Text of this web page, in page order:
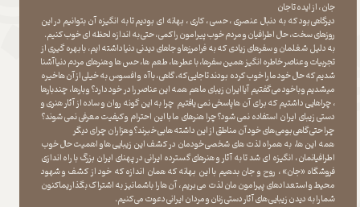
جان ، از ایده تا جان
دیرگاهی بود که به دنبال عنصری ، حسی ، کاری ، بهانه ای بودیم تا به انگیزه آن بتوانیم در این
روزهای سخت ، حال اطرافیان و مردم خوب پیرامون را کمی ، حتی به اندازه لحظه ای خوب کنیم.
به دلیل شغلمان و سفرهای زیادی که به فرامرزها و جاهای دیدنی دنیا داشته ایم، با بهره گیری از
تجربیات و عناصر خاطره انگیز همین سفرها ، با عطر ها ، طعم ها ، حس ها و هنرهای مردم دنیا آشنا
شدیم که حال خود ما را خوب کرده بودند تا جایی که، گاهی ، با آه و افسوس به خیلی از آن ها خیره
میشدیم و با خود می گفتیم آیا ایران زیبای ما هم همه این عناصر را در خود دارد؟ و بارها ، چندبارها
، چراهایی داشتیم که برای آن ها پاسخی نمی یافتیم چرا به این گونه روان و ساده از آثار هنری و
دستی زیبای ایران استفاده نمی شود؟چرا هنرهای ما با این احترام و کیفیت معرفی نمی شوند؟
چرا حتی گاهی بومی های خود آن مناطق از این داشته ها بی خبرند؟و هزاران چرای دیگر
​​​​​​​ همه این ها، به همراه لذت های شخصی خودمان در کشف این زیبایی ها و اهمیت حال خوب
اطرافیانمان ، انگیزه ای شد تا به آثار و هنرهای گسترده ایرانی در پهنای ایران بزرگ با راه اندازی
فروشگاه «جان» ، روح و جان بدهیم با این بهانه که همان اندازه که خود از کشف و شهود
محیط و استعدادهای پیرامون مان لذت می بریم ، آن ها را با شما نیز به اشتراک بگذاریماکنون
شما را به دیدن زیبایی های آثار دستی زنان و مردان ایرانی دعوت می کنیم.